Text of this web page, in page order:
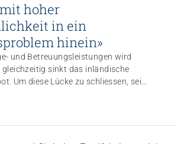
hoher
in ein
hinein»
und Betreuungsleistungen wird
gleichzeitig sinkt das inländische
Um diese Lücke zu schliessen, sei
die Arbeitsmigration zwingend